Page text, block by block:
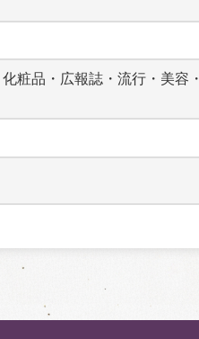
粧品・広報誌・流行・美容・